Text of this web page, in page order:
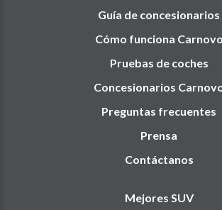
Guía de concesionarios
Cómo funciona Carnovo
Pruebas de coches
Concesionarios
Preguntas frecuentes
Prensa
Contáctanos
Mejores SUV